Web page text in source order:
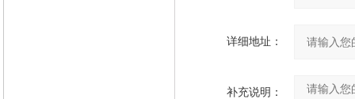
详细地址：
补充说明：